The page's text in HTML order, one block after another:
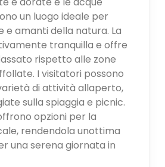
un luogo ideale per
e amanti della natura. La
tranquilla e offre
rispetto alle zone
I visitatori possono
di attività allaperto,
sulla spiaggia e picnic.
opzioni per la
rendendola unottima
una serena giornata in